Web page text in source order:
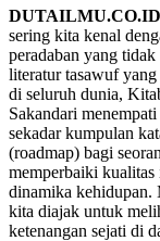
sering kita kenal
peradaban yang
literatur tasawuf
di seluruh dunia,
Sakandari
sekadar kumpulan
(roadmap) bagi
memperbaiki kualitas
dinamika kehidupan.
kita diajak untuk
ketenangan sejati di